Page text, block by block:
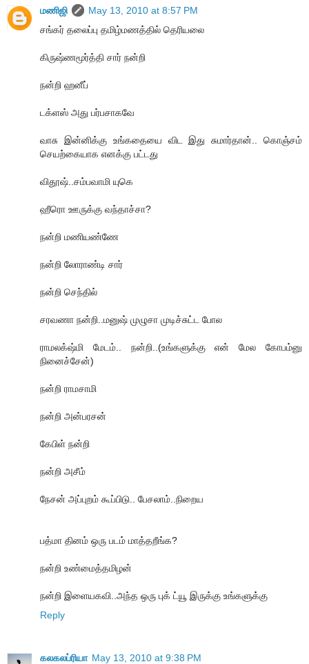
மணிஜி
May 13, 2010 at 8:57 PM
சங்கர் தலைப்பு தமிழ்மணத்தில் தெரியலை
கிருஷ்ணமூர்த்தி சார் நன்றி
நன்றி ஹனீப்
டக்ளஸ் அது பர்பசாகவே
வாசு இன்னிக்கு உங்கதையை விட இது சுமார்தான்.. கொஞ்சம்
செயற்கையாக எனக்கு பட்டது
விதூஷ்..சம்பவாமி யுகெ
ஹீரொ ஊருக்கு வந்தாச்சா?
நன்றி மணியண்ணே
நன்றி லோராண்டி சார்
நன்றி செந்தில்
சரவணா நன்றி..மனுஷ் முழுசா முடிச்சுட்ட போல
ராமலக்‌ஷ்மி மேடம்.. நன்றி..(உங்களுக்கு என் மேல கோபம்னு
நினைச்சேன்)
நன்றி ராமசாமி
நன்றி அன்பரசன்
கேபிள் நன்றி
நன்றி அசீம்
நேசன் அப்புறம் கூப்பிடு.. பேசலாம்..நிறைய
பத்மா தினம் ஒரு படம் மாத்தறீங்க?
நன்றி உண்மைத்தமிழன்
நன்றி இளையகவி..அந்த ஒரு புக் ட்யூ இருக்கு உங்களுக்கு
Reply
கலகலப்ரியா May 13, 2010 at 9:38 PM